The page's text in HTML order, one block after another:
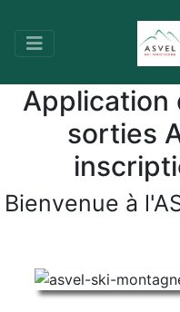
Application
sorties
Bienvenue à